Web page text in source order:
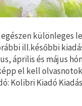
különleges
ill.későbbi
április és május
el kell
Kolibri Kiadó